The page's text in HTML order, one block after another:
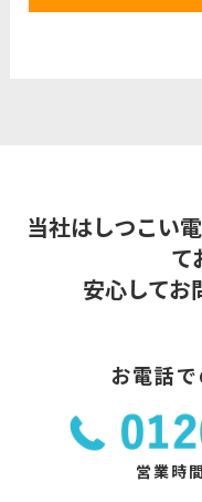
当社はしつこい
て
安心してお
お電話
営業時